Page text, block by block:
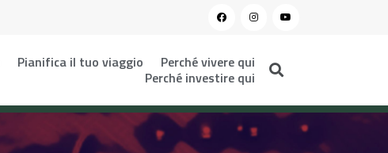
Pianifica il tuo viaggio
Perché vivere qui
Perché investire qui